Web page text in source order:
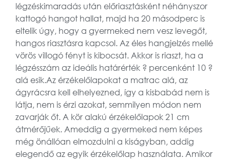
légzéskimaradás után előriasztásként néhányszor
kattogó hangot hallat, majd ha 20 másodperc is
eltelik úgy, hogy a gyermeked nem vesz levegőt,
hangos riasztásra kapcsol. Az éles hangjelzés mellé
vörös villogó fényt is kibocsát. Akkor is riaszt, ha a
légzésszám az ideális határérték ? percenként 10 ?
alá esik.Az érzékelőlapokat a matrac alá, az
ágyrácsra kell elhelyezned, így a kisbabád nem is
látja, nem is érzi azokat, semmilyen módon nem
zavarják őt. A kör alakú érzékelőlapok 21 cm
átmérőjűek. Ameddig a gyermeked nem képes
még önállóan elmozdulni a kiságyban, addig
elegendő az egyik érzékelőlap használata. Amikor